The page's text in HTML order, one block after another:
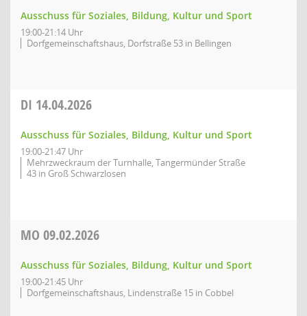
Ausschuss für Soziales, Bildung, Kultur und Sport
19:00-21:14 Uhr
Dorfgemeinschaftshaus, Dorfstraße 53 in Bellingen
DI 14.04.2026
Ausschuss für Soziales, Bildung, Kultur und Sport
19:00-21:47 Uhr
Mehrzweckraum der Turnhalle, Tangermünder Straße
43 in Groß Schwarzlosen
MO 09.02.2026
Ausschuss für Soziales, Bildung, Kultur und Sport
19:00-21:45 Uhr
Dorfgemeinschaftshaus, Lindenstraße 15 in Cobbel